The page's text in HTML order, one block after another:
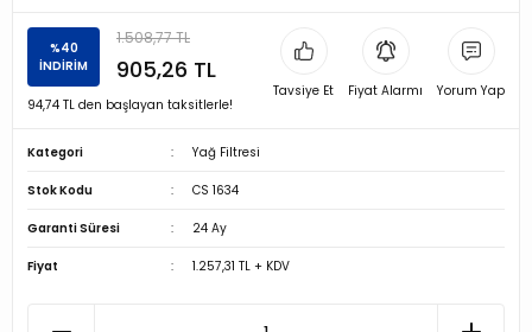
%40
İNDİRİM
1.508,77 TL
905,26 TL
94,74 TL den başlayan taksitlerle!
Tavsiye Et Fiyat Alarmı Yorum Yap
Kategori Yağ Filtresi
Stok Kodu CS 1634
Garanti Süresi 24 Ay
Fiyat 1.257,31 TL + KDV